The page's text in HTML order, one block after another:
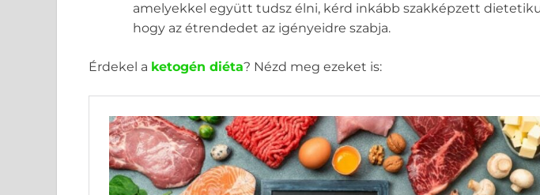
amelyekkel együtt tudsz élni, kérd inkább szakképzett
hogy az étrendedet az igényeidre szabja.
Érdekel a ketogén diéta? Nézd meg ezeket is: